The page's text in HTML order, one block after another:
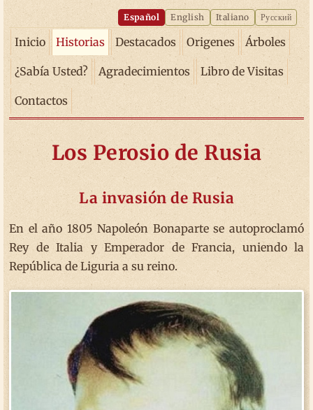
Español English Italiano Русский
Inicio Historias Destacados Origenes Árboles
¿Sabía Usted? Agradecimientos Libro de Visitas
Contactos
Los Perosio de Rusia
La invasión de Rusia
En el año 1805 Napoleón Bonaparte se autoproclamó
Rey de Italia y Emperador de Francia, uniendo la
República de Liguria a su reino.